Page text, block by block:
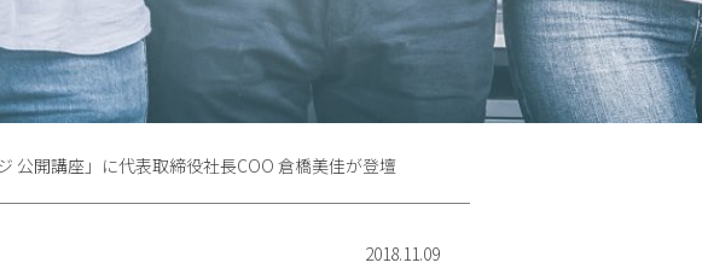
公開講座」に代表取締役社長COO 倉橋美佳が登壇
2018.11.09